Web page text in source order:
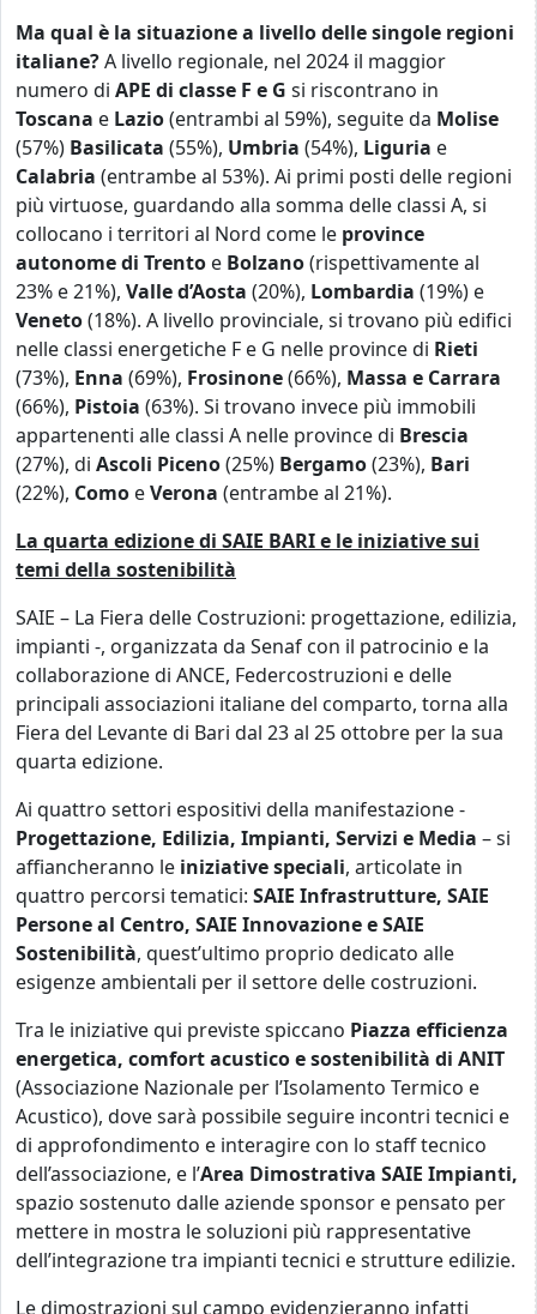
Ma qual è la situazione a livello delle singole regioni
italiane?A livello regionale, nel 2024 il maggior
numero di APE di classe F e G si riscontrano in
Toscana e Lazio(entrambi al 59%), seguite da Molise
(57%) Basilicata (55%), Umbria (54%), Liguria e
Calabria (entrambe al 53%). Ai primi posti delle regioni
più virtuose, guardando alla somma delle classi A, si
collocano i territori al Nord come le province
autonome di Trento e Bolzano(rispettivamente al
23% e 21%), Valle d’Aosta (20%), Lombardia (19%) e
Veneto(18%). A livello provinciale, si trovano più edifici
nelle classi energetiche F e G nelle province di Rieti
(73%), Enna (69%), Frosinone(66%), Massa e Carrara
(66%), Pistoia (63%). Si trovano invece più immobili
appartenenti alle classi A nelle province di Brescia
(27%), di Ascoli Piceno(25%) Bergamo(23%), Bari
(22%), Como eVerona (entrambe al 21%).
La quarta edizione di SAIE BARI e le iniziative sui
temi della sostenibilità
SAIE – La Fiera delle Costruzioni: progettazione, edilizia,
impianti -, organizzata da Senaf con il patrocinio e la
collaborazione di ANCE, Federcostruzioni e delle
principali associazioni italiane del comparto, torna alla
Fiera del Levante di Bari dal 23 al 25 ottobre per la sua
quarta edizione.
Ai quattro settori espositivi della manifestazione -
Progettazione, Edilizia, Impianti, Servizi e Media –si
affiancheranno le iniziative speciali, articolate in
quattro percorsi tematici: SAIE Infrastrutture, SAIE
Persone al Centro, SAIE Innovazione e SAIE
Sostenibilità, quest’ultimo proprio dedicato alle
esigenze ambientali per il settore delle costruzioni.
Tra le iniziative qui previste spiccano Piazza efficienza
energetica, comfort acustico e sostenibilità di ANIT
(Associazione Nazionale per l’Isolamento Termico e
Acustico), dove sarà possibile seguire incontri tecnici e
di approfondimento e interagire con lo staff tecnico
dell’associazione, e l’Area Dimostrativa SAIE Impianti,
spazio sostenuto dalle aziende sponsor e pensato per
mettere in mostra le soluzioni più rappresentative
dell’integrazione tra impianti tecnici e strutture edilizie.
Le dimostrazioni sul campo evidenzieranno infatti